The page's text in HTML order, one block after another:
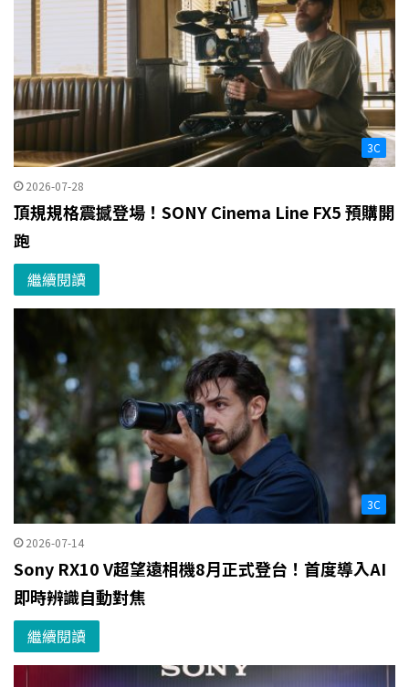
3C
2026-07-28
頂規規格震撼登場！SONY Cinema Line FX5 預購開
跑
繼續閱讀
3C
2026-07-14
Sony RX10 V超望遠相機8月正式登台！首度導入AI
即時辨識自動對焦
繼續閱讀